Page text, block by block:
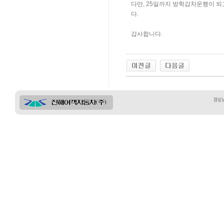
다만, 25일까지 방학감차운행이
다.
감사합니다.